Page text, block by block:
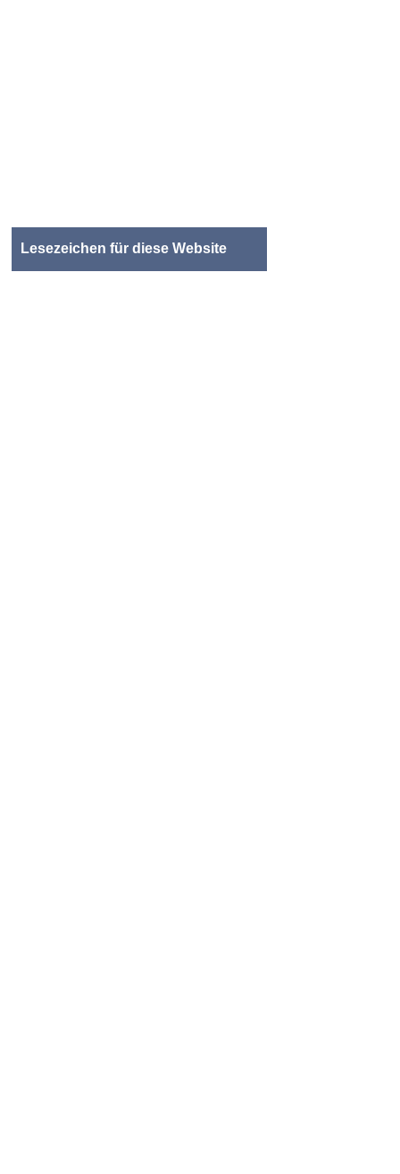
Lesezeichen für diese Website